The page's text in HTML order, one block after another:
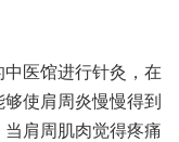
医馆进行针灸，在
使肩周炎慢慢得到
肩周肌肉觉得疼痛